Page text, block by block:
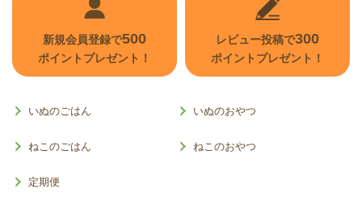
新規会員登録で500
ポイントプレゼント！
レビュー投稿で300
ポイントプレゼント！
いぬのごはん いぬのおやつ
ねこのごはん ねこのおやつ
定期便